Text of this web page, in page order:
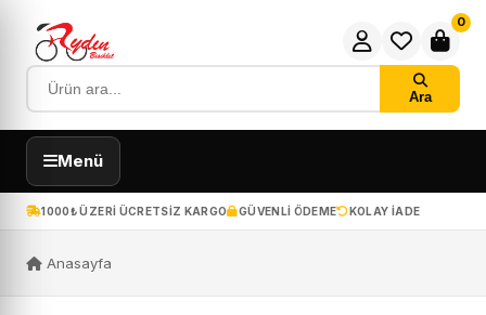
Ara
0
Menü
1000₺ ÜZERI ÜCRETSIZ KARGO GÜVENLI ÖDEME KOLAY IADE
Anasayfa